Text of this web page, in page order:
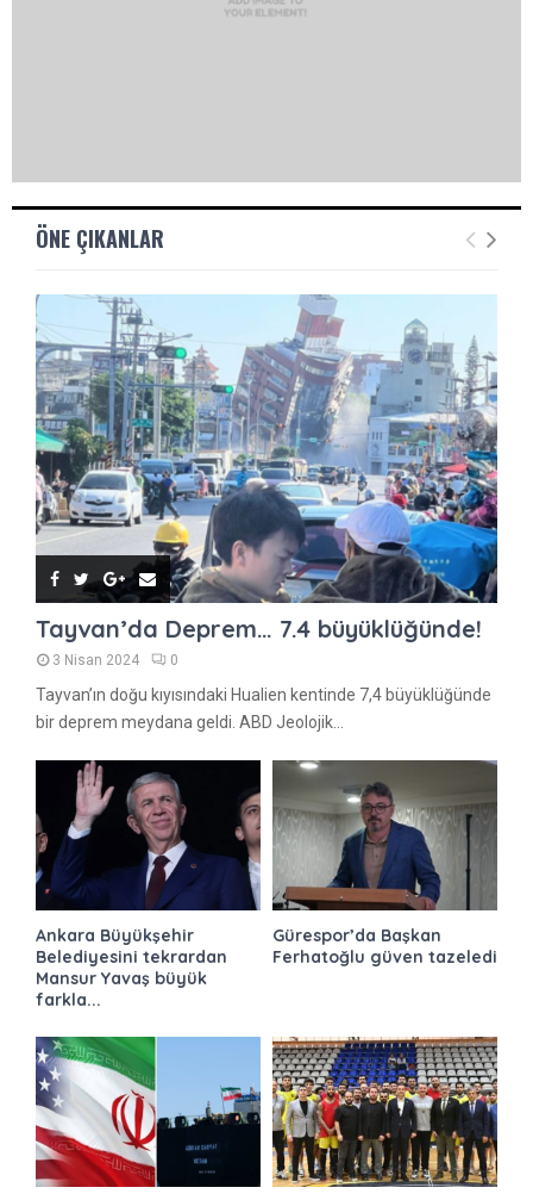
ÖNE ÇIKANLAR
Tayvan’da Deprem… 7.4 büyüklüğünde!
3 Nisan 2024 0
Tayvan’ın doğu kıyısındaki Hualien kentinde 7,4 büyüklüğünde
bir deprem meydana geldi. ABD Jeolojik...
Ankara Büyükşehir
Belediyesini tekrardan
Mansur Yavaş büyük
farkla...
Gürespor’da Başkan
Ferhatoğlu güven tazeledi